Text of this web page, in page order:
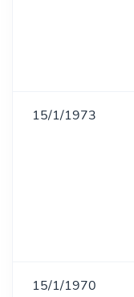
15/1/1973
15/1/1970